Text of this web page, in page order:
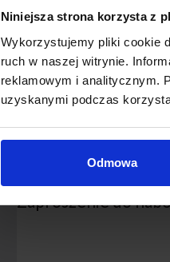
Niniejsza strona korzysta z
Wykorzystujemy pliki cookie
ruch w naszej witrynie.
reklamowym i analitycznym.
uzyskanymi podczas
Odmowa
PPP
Czy PPP jest
Projekty z miastami i
Zaproszenie do